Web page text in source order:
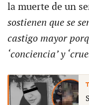
la muerte de un
sostienen que se
castigo mayor
‘conciencia’ y